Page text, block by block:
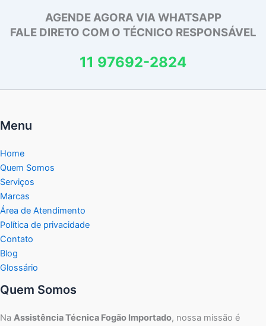
AGENDE AGORA VIA WHATSAPP
FALE DIRETO COM O TÉCNICO RESPONSÁVEL
11 97692-2824
Menu
Home
Quem Somos
Serviços
Marcas
Área de Atendimento
Política de privacidade
Contato
Blog
Glossário
Quem Somos
Na Assistência Técnica Fogão Importado, nossa missão é